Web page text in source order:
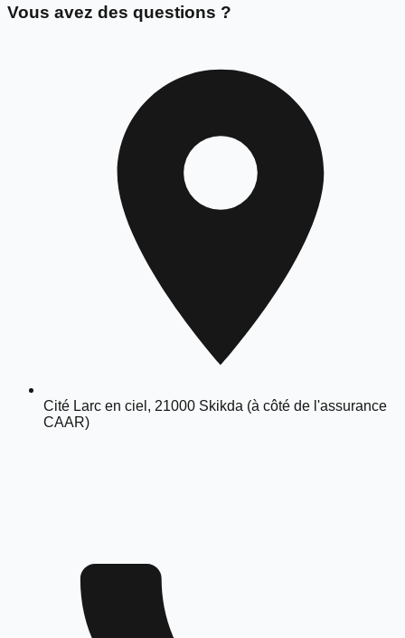
Vous avez des questions ?
Cité Larc en ciel, 21000 Skikda (à côté de l'assurance
CAAR)